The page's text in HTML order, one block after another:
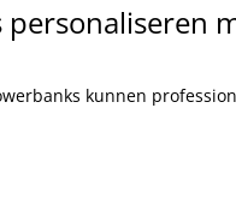
personaliseren
kunnen